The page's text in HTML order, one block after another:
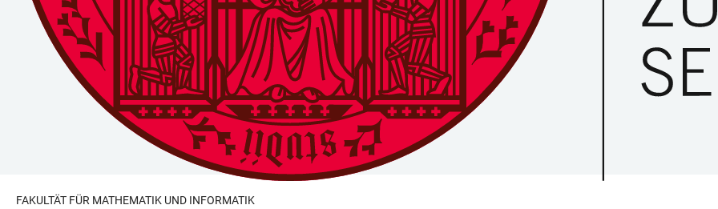
FAKULTÄT FÜR MATHEMATIK UND INFORMATIK